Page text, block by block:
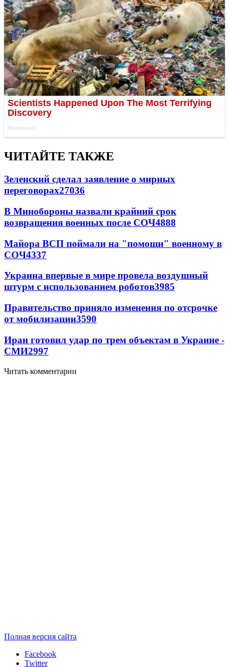
ЧИТАЙТЕ ТАКЖЕ
Зеленский сделал заявление о мирных
переговорах27036
В Минобороны назвали крайний срок
возвращения военных после СОЧ4888
Майора ВСП поймали на "помощи" военному в
СОЧ4337
Украина впервые в мире провела воздушный
штурм с использованием роботов3985
Правительство приняло изменения по отсрочке
от мобилизации3590
Иран готовил удар по трем объектам в Украине -
СМИ2997
Читать комментарии
Полная версия сайта
Facebook
Twitter